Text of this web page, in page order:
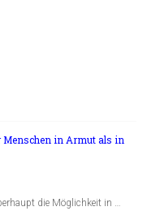
Menschen in Armut als in
die Möglichkeit in …